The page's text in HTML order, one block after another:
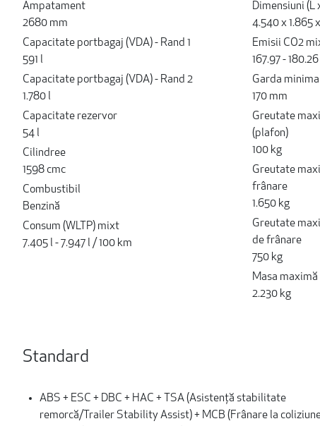
Ampatament
2680 mm
Capacitate portbagaj (VDA) - Rand 1
591 l
Capacitate portbagaj (VDA) - Rand 2
1.780 l
Capacitate rezervor
54 l
Cilindree
1598 cmc
Combustibil
Benzină
Consum (WLTP) mixt
7.405 l - 7.947 l / 100 km
Dimensiuni (L
4.540 x 1.865
Emisii CO2
167.97 -
Garda minima
170 mm
Greutate
(plafon)
100 kg
Greutate
frânare
1.650 kg
Greutate
de frânare
750 kg
Masa
2.230 kg
Standard
ABS + ESC + DBC + HAC + TSA (Asistenţă stabilitate
remorcă/Trailer Stability Assist) + MCB (Frânare la